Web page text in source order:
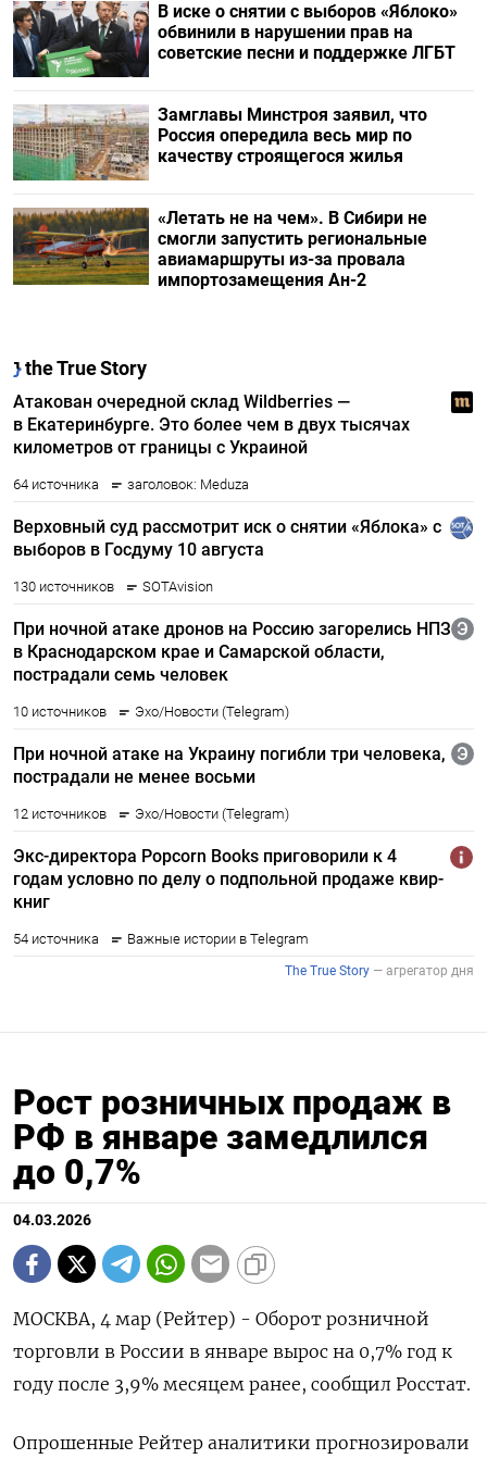
В иске о снятии с выборов «Яблоко»
обвинили в нарушении прав на
советские песни и поддержке ЛГБТ
Замглавы Минстроя заявил, что
Россия опередила весь мир по
качеству строящегося жилья
«Летать не на чем». В Сибири не
смогли запустить региональные
авиамаршруты из-за провала
импортозамещения Ан-2
Рост розничных продаж в
РФ в январе замедлился
до 0,7%
04.03.2026
МОСКВА, 4 мар (Рейтер) - Оборот розничной
торговли ‌в России в январе вырос на ​0,7% ​год к ​
году ⁠после ‌3,9% месяцем ранее, ‌сообщил Росстат.
Опрошенные Рейтер аналитики ​прогнозировали